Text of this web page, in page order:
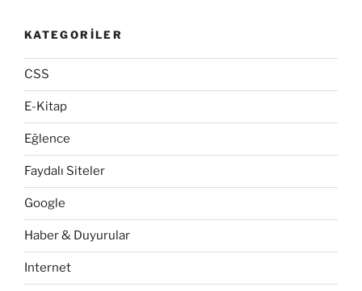
KATEGORILER
CSS
E-Kitap
Eğlence
Faydalı Siteler
Google
Haber & Duyurular
Internet